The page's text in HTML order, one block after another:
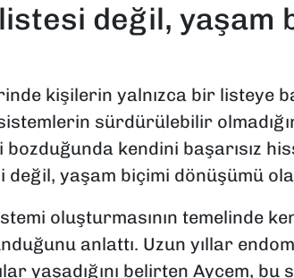
değil, yaşam
kişilerin yalnızca bir listeye
sürdürülebilir
kendini başarısız
yaşam biçimi dönüşümü
oluşturmasının temelinde
anlattı. Uzun yıllar
yaşadığını belirten Aycem, bu